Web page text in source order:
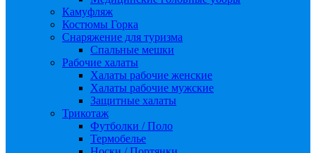
Камуфляж
Костюмы Горка
Снаряжение для туризма
Спальные мешки
Рабочие халаты
Халаты рабочие женские
Халаты рабочие мужские
Защитные халаты
Трикотаж
Футболки / Поло
Термобелье